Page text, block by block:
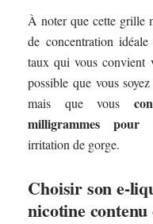
À noter que cette grille
de concentration
taux qui vous convient
possible que vous
mais que vous
milligrammes pour
irritation de gorge.
Choisir son e-
nicotine